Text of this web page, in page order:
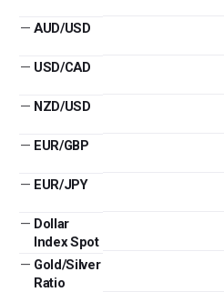
— AUD/USD
— USD/CAD
— NZD/USD
— EUR/GBP
— EUR/JPY
— Dollar
Index Spot
— Gold/Silver
Ratio